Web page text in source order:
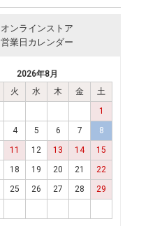
オンラインストア
営業日カレンダー
2026年8月
火 水 木 金
土
1
4 5 6 7
8
11 12 13 14
15
18 19 20 21
22
25 26 27 28
29